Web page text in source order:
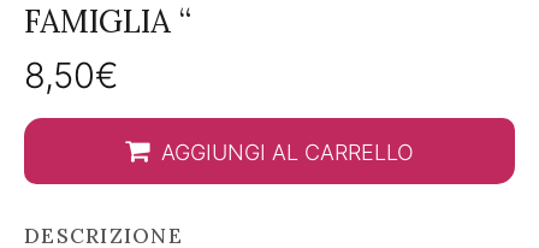
FAMIGLIA “
8,50€
AGGIUNGI AL CARRELLO
DESCRIZIONE